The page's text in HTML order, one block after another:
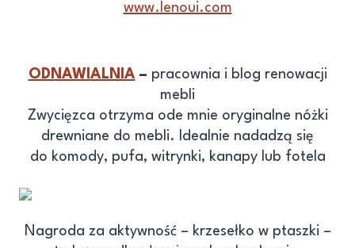
www.lenoui.com
ODNAWIALNIA– pracownia i blog renowacji
mebli
Zwycięzca otrzyma ode mnie oryginalne nóżki
drewniane do mebli. Idealnie nadadzą się
do komody, pufa, witrynki, kanapy lub fotela
Nagroda za aktywność – krzesełko w ptaszki –